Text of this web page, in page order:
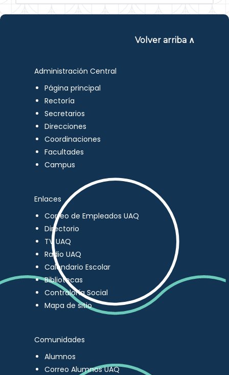
Volver arriba ∧
Administración Central
Página principal
Rectoría
Secretarios
Direcciones
Coordinaciones
Facultades
Campus
Enlaces
Correo de Empleados UAQ
Directorio
TV UAQ
Radio UAQ
Calendario Escolar
Bibliotecas
Contraloría Social
Mapa de sitio
Comunidades
Alumnos
Correo Alumnos UAQ